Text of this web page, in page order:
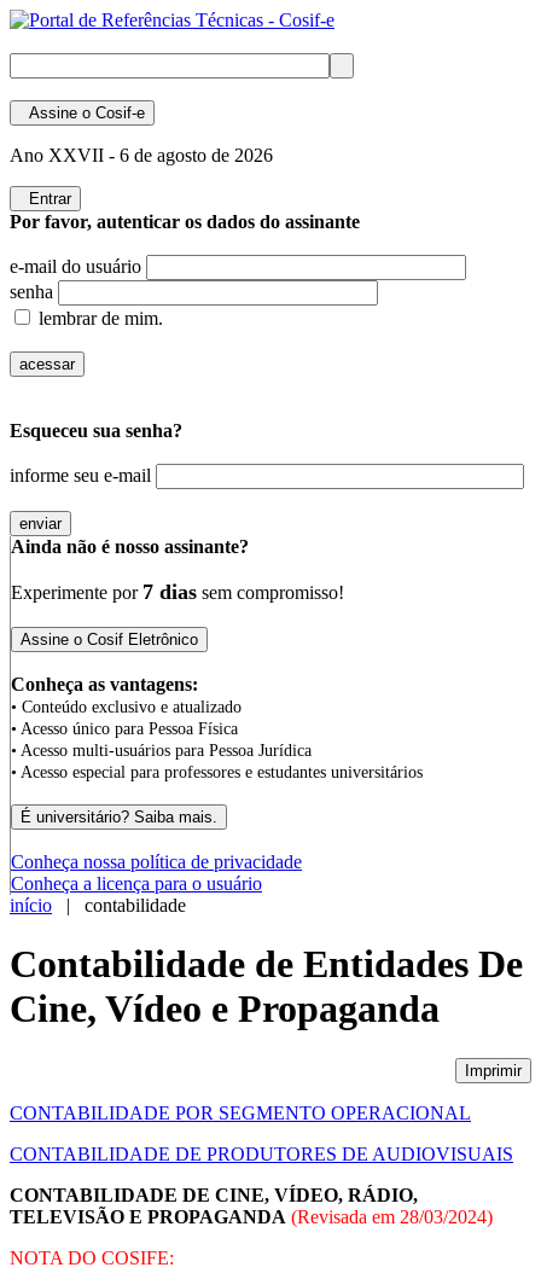
Assine o Cosif-e
Ano XXVII - 6 de agosto de 2026
Entrar
Por favor, autenticar os dados do assinante
e-mail do usuário
senha
lembrar de mim.
Esqueceu sua senha?
informe seu e-mail
Ainda não é nosso assinante?
Experimente por 7 dias sem compromisso!
Conheça as vantagens:
• Conteúdo exclusivo e atualizado
• Acesso único para Pessoa Física
• Acesso multi-usuários para Pessoa Jurídica
• Acesso especial para professores e estudantes universitários
Conheça nossa política de privacidade
Conheça a licença para o usuário
início | contabilidade
Contabilidade de Entidades De
Cine, Vídeo e Propaganda
Imprimir
CONTABILIDADE POR SEGMENTO OPERACIONAL
CONTABILIDADE DE PRODUTORES DE AUDIOVISUAIS
CONTABILIDADE DE CINE, VÍDEO, RÁDIO,
TELEVISÃO E PROPAGANDA (Revisada em 28/03/2024)
NOTA DO COSIFE: